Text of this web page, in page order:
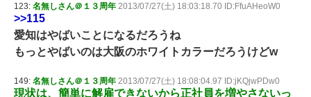
123: 名無しさん＠１３周年 2013/07/27(土) 18:03:18.70 ID:FfuAHeoW0
>>115
愛知はやばいことになるだろうね
もっとやばいのは大阪のホワイトカラーだろうけどw
149: 名無しさん＠１３周年 2013/07/27(土) 18:08:04.97 ID:jKQjwPDw0
現状は、簡単に解雇できないから正社員を増やさないっ